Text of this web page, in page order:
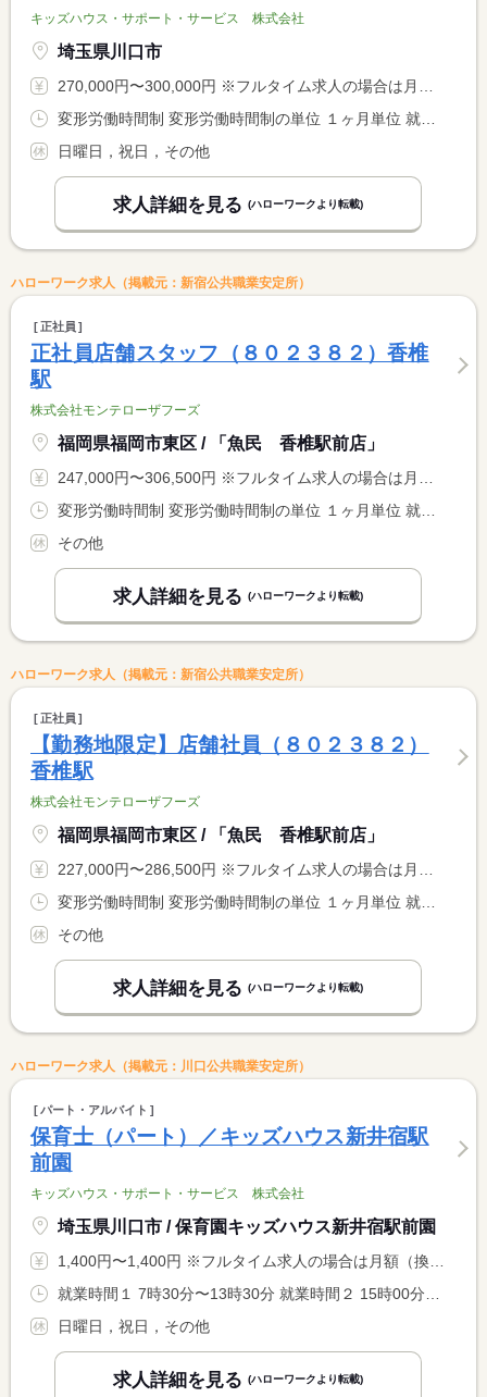
キッズハウス・サポート・サービス 株式会社
埼玉県川口市
270,000円〜300,000円 ※フルタイム求人の場合は月額（換算額）、パート求人の場合は時間額を表示しています。
日曜日，祝日，その他
求人詳細を見る (ハローワークより転載)
ハローワーク求人（掲載元：新宿公共職業安定所）
正社員
正社員店舗スタッフ（８０２３８２）香椎
駅
株式会社モンテローザフーズ
福岡県福岡市東区 / 「魚民 香椎駅前店」
247,000円〜306,500円 ※フルタイム求人の場合は月額（換算額）、パート求人の場合は時間額を表示しています。
その他
求人詳細を見る (ハローワークより転載)
ハローワーク求人（掲載元：新宿公共職業安定所）
正社員
【勤務地限定】店舗社員（８０２３８２）
香椎駅
株式会社モンテローザフーズ
福岡県福岡市東区 / 「魚民 香椎駅前店」
227,000円〜286,500円 ※フルタイム求人の場合は月額（換算額）、パート求人の場合は時間額を表示しています。
その他
求人詳細を見る (ハローワークより転載)
ハローワーク求人（掲載元：川口公共職業安定所）
パート・アルバイト
保育士（パート）／キッズハウス新井宿駅
前園
キッズハウス・サポート・サービス 株式会社
埼玉県川口市 / 保育園キッズハウス新井宿駅前園
1,400円〜1,400円 ※フルタイム求人の場合は月額（換算額）、パート求人の場合は時間額を表示しています。
日曜日，祝日，その他
求人詳細を見る (ハローワークより転載)